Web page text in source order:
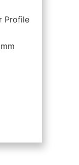
Profile